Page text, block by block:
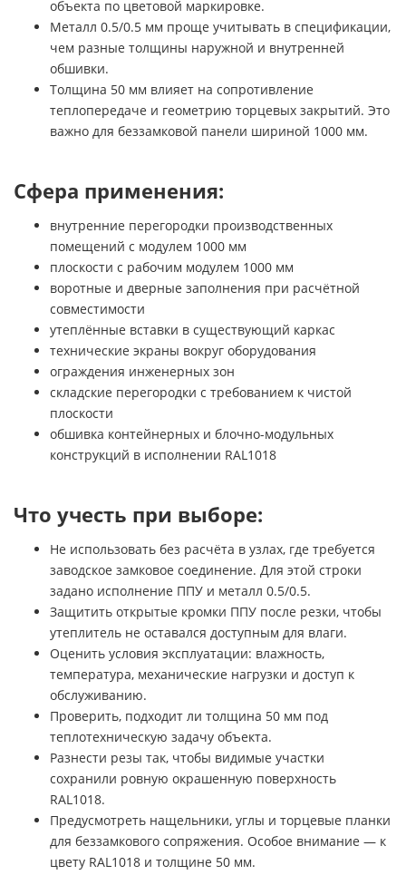
объекта по цветовой маркировке.
Металл 0.5/0.5 мм проще учитывать в спецификации,
чем разные толщины наружной и внутренней
обшивки.
Толщина 50 мм влияет на сопротивление
теплопередаче и геометрию торцевых закрытий. Это
важно для беззамковой панели шириной 1000 мм.
Сфера применения:
внутренние перегородки производственных
помещений с модулем 1000 мм
плоскости с рабочим модулем 1000 мм
воротные и дверные заполнения при расчётной
совместимости
утеплённые вставки в существующий каркас
технические экраны вокруг оборудования
ограждения инженерных зон
складские перегородки с требованием к чистой
плоскости
обшивка контейнерных и блочно-модульных
конструкций в исполнении RAL1018
Что учесть при выборе:
Не использовать без расчёта в узлах, где требуется
заводское замковое соединение. Для этой строки
задано исполнение ППУ и металл 0.5/0.5.
Защитить открытые кромки ППУ после резки, чтобы
утеплитель не оставался доступным для влаги.
Оценить условия эксплуатации: влажность,
температура, механические нагрузки и доступ к
обслуживанию.
Проверить, подходит ли толщина 50 мм под
теплотехническую задачу объекта.
Разнести резы так, чтобы видимые участки
сохранили ровную окрашенную поверхность
RAL1018.
Предусмотреть нащельники, углы и торцевые планки
для беззамкового сопряжения. Особое внимание — к
цвету RAL1018 и толщине 50 мм.